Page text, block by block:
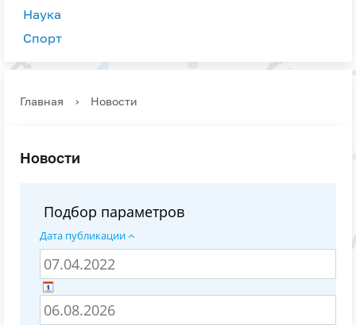
Наука
Спорт
Главная › Новости
Новости
Подбор параметров
Дата публикации